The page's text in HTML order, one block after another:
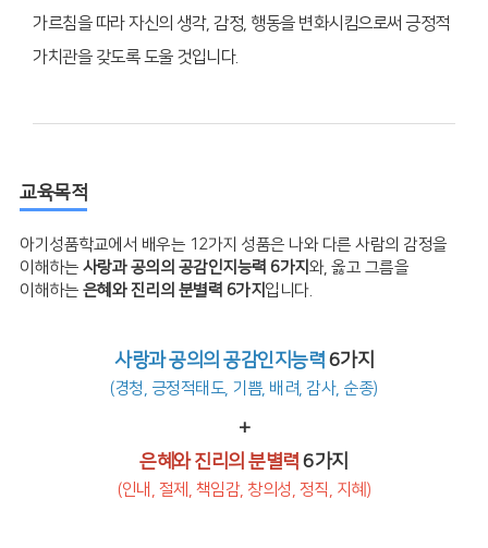
가르침을 따라 자신의 생각, 감정, 행동을 변화시킴으로써 긍정적
가치관을 갖도록 도울 것입니다.
교육목적
아기성품학교에서 배우는 12가지 성품은 나와 다른 사람의 감정을
이해하는 사랑과 공의의 공감인지능력 6가지 와, 옳고 그름을
이해하는 은혜와 진리의 분별력 6가지 입니다.
사랑과 공의의 공감인지능력 6가지
(경청, 긍정적태도, 기쁨, 배려, 감사, 순종)
+
은혜와 진리의 분별력 6가지
(인내, 절제, 책임감, 창의성, 정직, 지혜)